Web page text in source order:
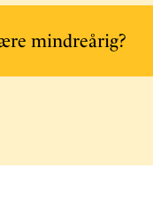
mindreårig?